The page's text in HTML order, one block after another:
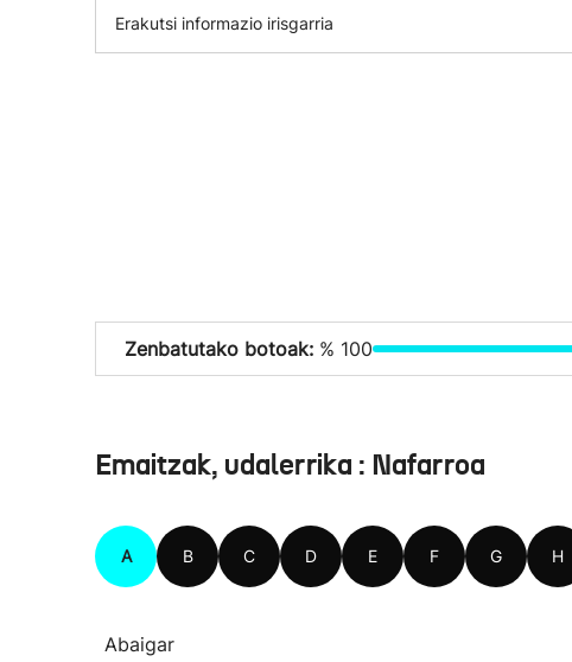
Erakutsi informazio irisgarria
Zenbatutako botoak: % 100
Emaitzak, udalerrika : Nafarroa
A B C D E F G H
Abaigar